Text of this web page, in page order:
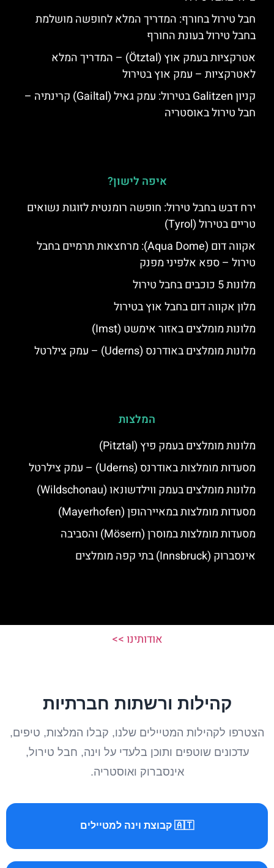
חבל טירול בחורף: המדריך המלא לחופשה מושלמת
בחבל טירול בעונת החורף
אטרקציות בעמק אוץ (Ötztal) – המדריך המלא
לאטרקציות – עמק אוץ בטירול
קניון Galitzen בטירול: עמק גאיל (Gailtal) קרינתיה –
חבל טירול באוסטריה
איפה לישון?
ירח דבש בחבל טירול: חופשה רומנטית לזוגות נשואים
טריים בטירול (Tyrol)
אקווה דום (Aqua Dome): מרחצאות תרמיים בחבל
טירול – ספא אלפיני מפנק
מלונות 5 כוכבים בחבל טירול
מלון אקווה דום בחבל אוץ בטירול
מלונות מומלצים באזור אימשט (Imst)
מלונות מומלצים באודרנס (Uderns) – עמק צילרטל
המלצות
מלונות מומלצים בעמק פיץ (Pitztal)
מסעדות מומלצות באודרנס (Uderns) – עמק צילרטל
מלונות מומלצים בעמק ווילדשונאו (Wildschonau)
מסעדות מומלצות במאיירהופן (Mayerhofen)
מסעדות מומלצות במוסרן (Mösern) והסביבה
אינסברוק (Innsbruck) בתי קפה מומלצים
אודותינו >>
קהילות ורשתות חברתיות
הצטרפו לקהילות המטיילים שלנו, קבלו המלצות, טיפים,
עדכונים שוטפים ותוכן בלעדי על וינה, חבל טירול,
אינסברוק ואוסטריה.
🇦🇹 קבוצת וינה למטיילים